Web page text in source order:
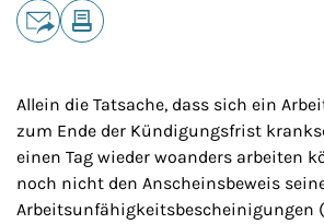
Teilen
Allein die Tatsache, dass sich ein
zum Ende der Kündigungsfrist
einen Tag wieder woanders arbeiten
noch nicht den Anscheinsbeweis
Arbeitsunfähigkeitsbescheinigungen